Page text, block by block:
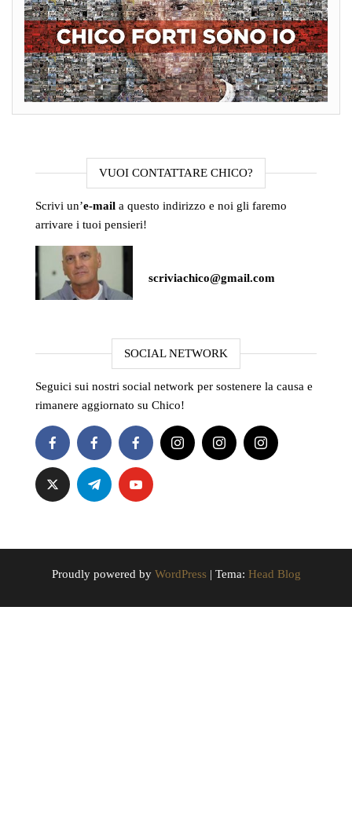
VUOI CONTATTARE CHICO?
Scrivi un’e-mail a questo indirizzo e noi gli faremo
arrivare i tuoi pensieri!
scriviachico@gmail.com
SOCIAL NETWORK
Seguici sui nostri social network per sostenere la causa e
rimanere aggiornato su Chico!
Proudly powered by WordPress | Tema: Head Blog